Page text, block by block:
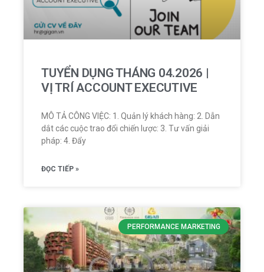
TUYỂN DỤNG THÁNG 04.2026 |
VỊ TRÍ ACCOUNT EXECUTIVE
MÔ TẢ CÔNG VIỆC: 1. Quản lý khách hàng: 2. Dẫn
dắt các cuộc trao đổi chiến lược: 3. Tư vấn giải
pháp: 4. Đẩy
ĐỌC TIẾP »
PERFORMANCE MARKETING